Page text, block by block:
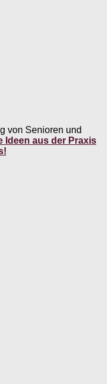
von Senioren und
Ideen aus der Praxis